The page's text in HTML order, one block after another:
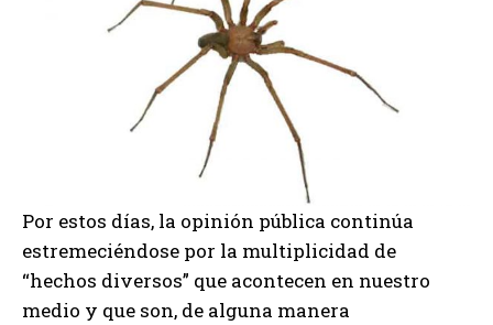
Por estos días, la opinión pública continúa
estremeciéndose por la multiplicidad de
“hechos diversos” que acontecen en nuestro
medio y que son, de alguna manera